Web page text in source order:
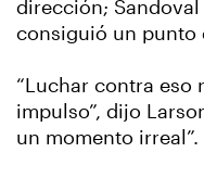
dirección;
consiguió un punto
“Luchar contra eso
impulso”, dijo
un momento irreal”.